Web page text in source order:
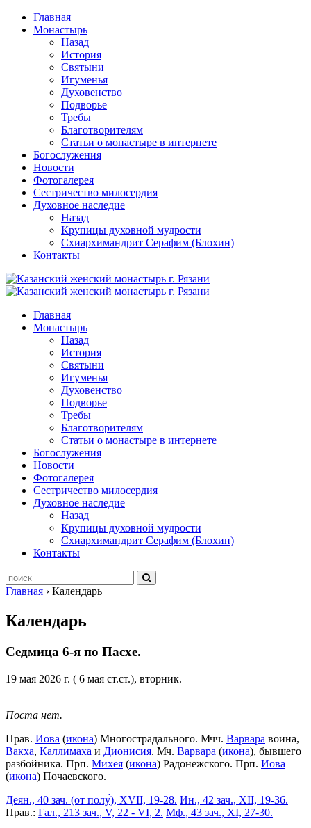
Перейти
содержимому
Главная
Монастырь
Назад
История
Святыни
Игуменья
Духовенство
Подворье
Требы
Благотворителям
Статьи о монастыре в интернете
Богослужения
Новости
Фотогалерея
Сестричество милосердия
Духовное наследие
Назад
Крупицы духовной мудрости
Схиархимандрит Серафим (Блохин)
Контакты
Главная
Монастырь
Назад
История
Святыни
Игуменья
Духовенство
Подворье
Требы
Благотворителям
Статьи о монастыре в интернете
Богослужения
Новости
Фотогалерея
Сестричество милосердия
Духовное наследие
Назад
Крупицы духовной мудрости
Схиархимандрит Серафим (Блохин)
Контакты
Главная › Календарь
Календарь
Седмица 6-я по Пасхе.
19 мая 2026 г. ( 6 мая ст.ст.), вторник.
Поста нет.
Прав. Иова (икона) Многострадального. Мчч. Варвара воина,
Вакха, Каллимаха и Дионисия. Мч. Варвара (икона), бывшего
разбойника. Прп. Михея (икона) Радонежского. Прп. Иова
(икона) Почаевского.
Деян., 40 зач. (от полу́), XVII, 19-28. Ин., 42 зач., XII, 19-36.
Прав.: Гал., 213 зач., V, 22 - VI, 2. Мф., 43 зач., XI, 27-30.